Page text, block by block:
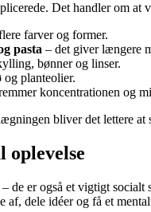
Det handler om
farver og former.
pasta – det giver længere
bønner og linser.
og planteolier.
koncentrationen og
bliver det lettere at
oplevelse
er også et vigtigt socialt
dele idéer og få et